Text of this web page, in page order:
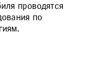
проводятся
по